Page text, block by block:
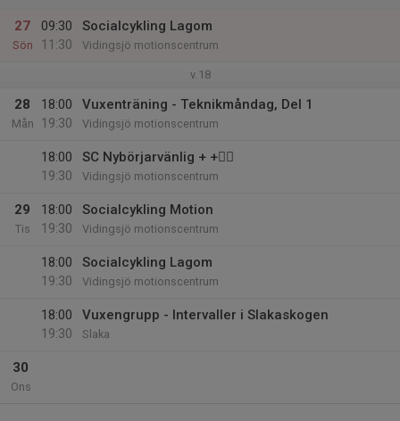
27
Sön
09:30
11:30
Socialcykling Lagom
Vidingsjö motionscentrum
v.18
28
Mån
18:00
19:30
Vuxenträning - Teknikmåndag, Del 1
Vidingsjö motionscentrum
18:00
19:30
SC Nybörjarvänlig + +🚴‍♀️
Vidingsjö motionscentrum
29
Tis
18:00
19:30
Socialcykling Motion
Vidingsjö motionscentrum
18:00
19:30
Socialcykling Lagom
Vidingsjö motionscentrum
18:00
19:30
Vuxengrupp - Intervaller i Slakaskogen
Slaka
30
Ons